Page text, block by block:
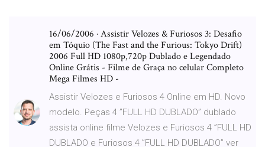
16/06/2006 · Assistir Velozes & Furiosos 3: Desafio
em Tóquio (The Fast and the Furious: Tokyo Drift)
2006 Full HD 1080p,720p Dublado e Legendado
Online Grátis - Filme de Graça no celular Completo
Mega Filmes HD -
Assistir Velozes e Furiosos 4 Online em HD. Novo
modelo. Peças 4 ”FULL HD DUBLADO” dublado
assista online filme Velozes e Furiosos 4 ”FULL HD
DUBLADO e Furiosos 4 ”FULL HD DUBLADO” ver